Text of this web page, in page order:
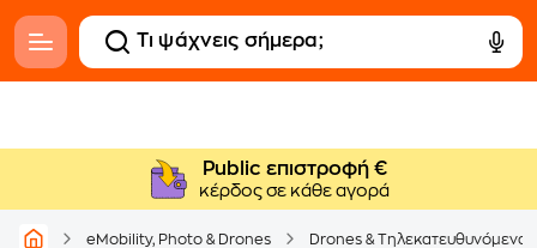
Public επιστροφή €
κέρδος σε κάθε αγορά
eMobility, Photo & Drones Drones & Τηλεκατευθυνόμενα